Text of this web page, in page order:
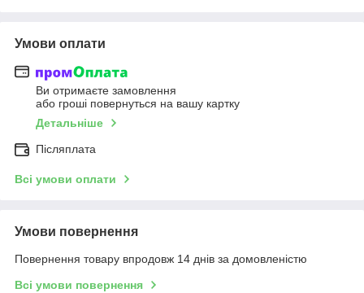
Умови оплати
Ви отримаєте замовлення
або гроші повернуться на вашу картку
Детальніше
Післяплата
Всі умови оплати
Умови повернення
Повернення товару впродовж 14 днів за домовленістю
Всі умови повернення